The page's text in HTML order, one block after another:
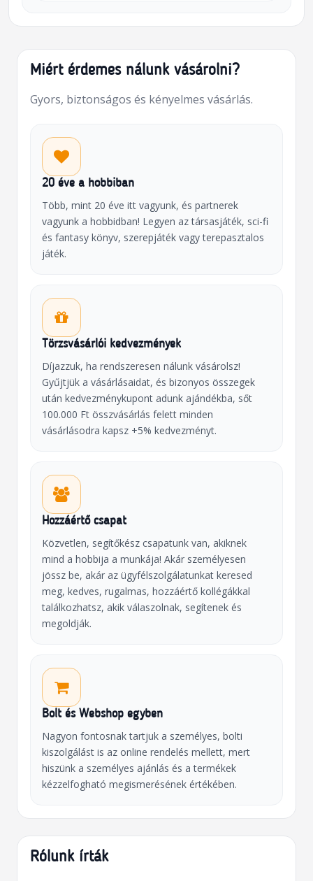
Miért érdemes nálunk vásárolni?
Gyors, biztonságos és kényelmes vásárlás.
20 éve a hobbiban
Több, mint 20 éve itt vagyunk, és partnerek
vagyunk a hobbidban! Legyen az társasjáték, sci-fi
és fantasy könyv, szerepjáték vagy terepasztalos
játék.
Törzsvásárlói kedvezmények
Díjazzuk, ha rendszeresen nálunk vásárolsz!
Gyűjtjük a vásárlásaidat, és bizonyos összegek
után kedvezménykupont adunk ajándékba, sőt
100.000 Ft összvásárlás felett minden
vásárlásodra kapsz +5% kedvezményt.
Hozzáértő csapat
Közvetlen, segítőkész csapatunk van, akiknek
mind a hobbija a munkája! Akár személyesen
jössz be, akár az ügyfélszolgálatunkat keresed
meg, kedves, rugalmas, hozzáértő kollégákkal
találkozhatsz, akik válaszolnak, segítenek és
megoldják.
Bolt és Webshop egyben
Nagyon fontosnak tartjuk a személyes, bolti
kiszolgálást is az online rendelés mellett, mert
hiszünk a személyes ajánlás és a termékek
kézzelfogható megismerésének értékében.
Rólunk írták